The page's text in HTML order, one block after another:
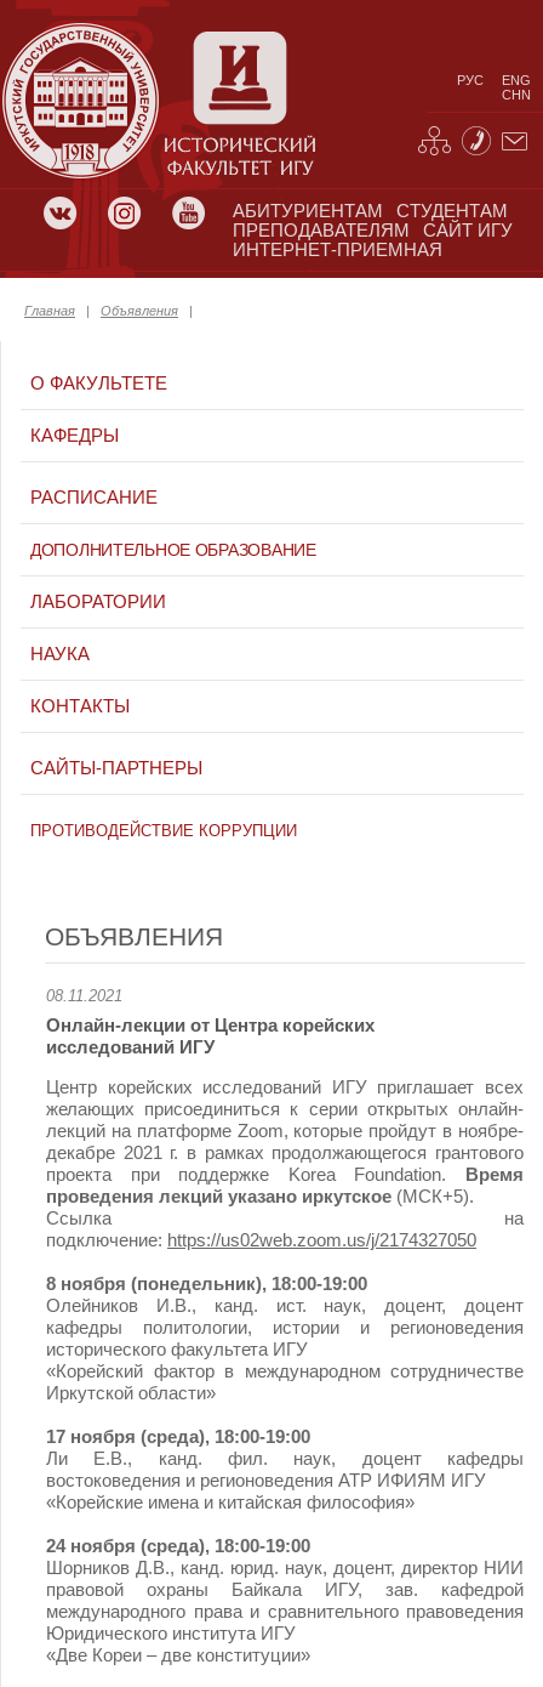
РУС
ENG
CHN
АБИТУРИЕНТАМ
СТУДЕНТАМ
ПРЕПОДАВАТЕЛЯМ
САЙТ ИГУ
ИНТЕРНЕТ-ПРИЕМНАЯ
Главная | Объявления |
О ФАКУЛЬТЕТЕ
КАФЕДРЫ
РАСПИСАНИЕ
ДОПОЛНИТЕЛЬНОЕ ОБРАЗОВАНИЕ
ЛАБОРАТОРИИ
НАУКА
КОНТАКТЫ
САЙТЫ-ПАРТНЕРЫ
ПРОТИВОДЕЙСТВИЕ КОРРУПЦИИ
ОБЪЯВЛЕНИЯ
08.11.2021
Онлайн-лекции от Центра корейских
исследований ИГУ
Центр корейских исследований ИГУ приглашает всех
желающих присоединиться к серии открытых онлайн-
лекций на платформе Zoom, которые пройдут в ноябре-
декабре 2021 г. в рамках продолжающегося грантового
проекта при поддержке Korea Foundation. Время
проведения лекций указано иркутское (МСК+5).
Ссылка на
подключение: https://us02web.zoom.us/j/2174327050
8 ноября (понедельник), 18:00-19:00
Олейников И.В., канд. ист. наук, доцент, доцент
кафедры политологии, истории и регионоведения
исторического факультета ИГУ
«Корейский фактор в международном сотрудничестве
Иркутской области»
17 ноября (среда), 18:00-19:00
Ли Е.В., канд. фил. наук, доцент кафедры
востоковедения и регионоведения АТР ИФИЯМ ИГУ
«Корейские имена и китайская философия»
24 ноября (среда), 18:00-19:00
Шорников Д.В., канд. юрид. наук, доцент, директор НИИ
правовой охраны Байкала ИГУ, зав. кафедрой
международного права и сравнительного правоведения
Юридического института ИГУ
«Две Кореи – две конституции»